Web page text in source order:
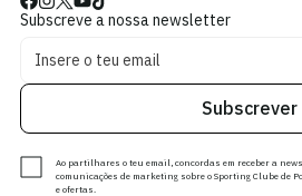
Subscreve a nossa newsletter
Subscrever
Ao partilhares o teu email, concordas em receber a
comunicações de marketing sobre o Sporting Clube de
e ofertas.